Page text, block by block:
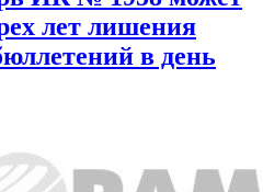
лет лишения
в день